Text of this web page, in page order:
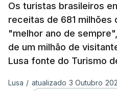
Os turistas brasileiros
receitas de 681 milhões
"melhor ano de
de um milhão de
Lusa fonte do Turismo
Lusa / atualizado 3 Outubro